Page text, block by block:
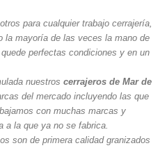
para cualquier trabajo cerrajería,
la mayoría de las veces la mano de
perfectas condiciones y en un
nuestros cerrajeros de Mar de
del mercado incluyendo las que
con muchas marcas y
a la que ya no se fabrica.
son de primera calidad granizados